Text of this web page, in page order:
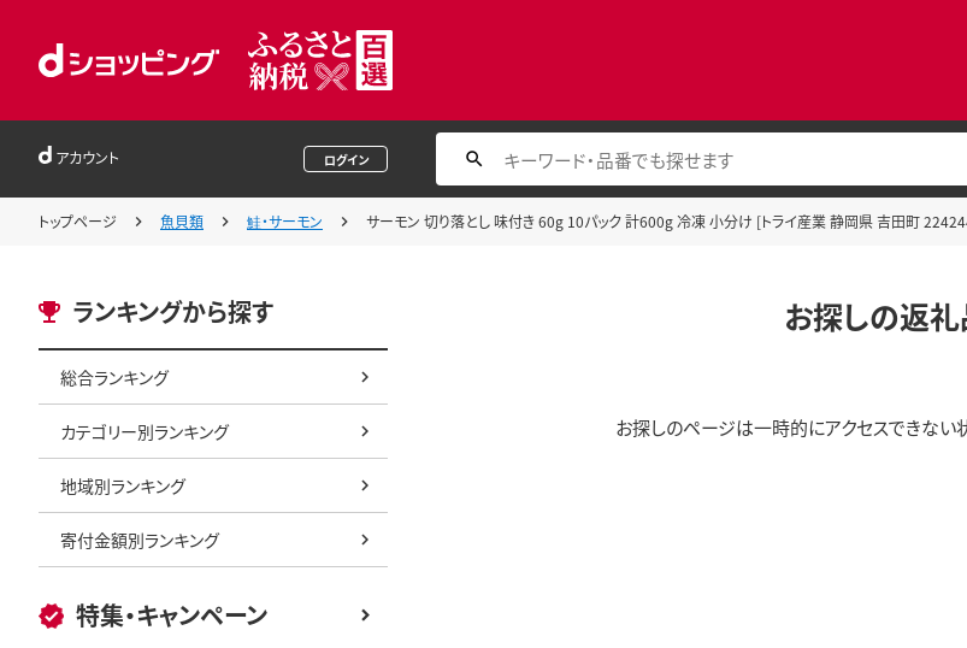
アカウント ログイン
トップページ 魚貝類 鮭・サーモン サーモン 切り落とし 味付き 60g 10パック 計600g 冷凍 小分け [トライ産業 静岡県 吉田町
ランキングから探す
総合ランキング
カテゴリー別ランキング
地域別ランキング
寄付金額別ランキング
特集・キャンペーン
お探しの返礼
お探しのページは一時的にアクセスできない